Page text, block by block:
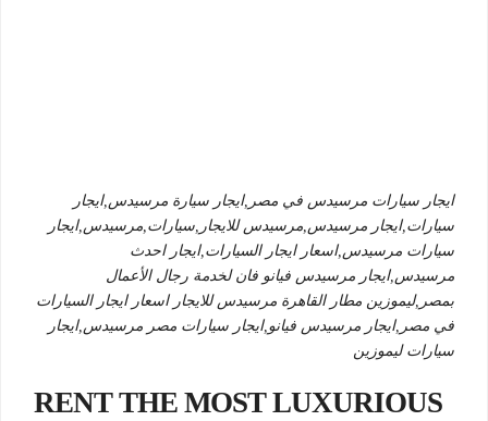
ايجار سيارات مرسيدس في مصر,ايجار سيارة مرسيدس,ايجار
سيارات,ايجار مرسيدس,مرسيدس للايجار,سيارات,مرسيدس,ايجار
سيارات مرسيدس,اسعار ايجار السيارات,ايجار احدث
مرسيدس,ايجار مرسيدس فيانو فان لخدمة رجال الأعمال
بمصر,ليموزين مطار القاهرة مرسيدس للايجار اسعار ايجار السيارات
في مصر,ايجار مرسيدس فيانو,ايجار سيارات مصر مرسيدس,ايجار
سيارات ليموزين
RENT THE MOST LUXURIOUS